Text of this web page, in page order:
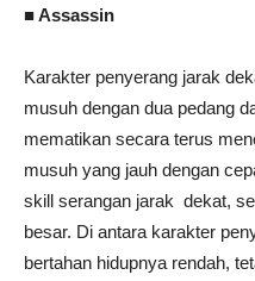
■ Assassin
Karakter penyerang jarak
musuh dengan dua pedang
mematikan secara terus
musuh yang jauh dengan
skill serangan jarak dekat,
besar. Di antara karakter
bertahan hidupnya rendah,